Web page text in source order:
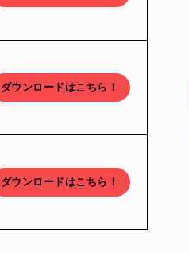
ダウンロードはこちら！
ダウンロードはこちら！